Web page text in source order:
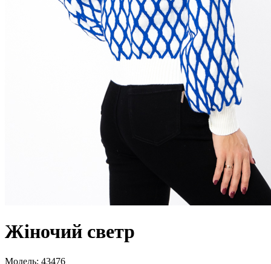
Жіночий светр
Модель: 43476